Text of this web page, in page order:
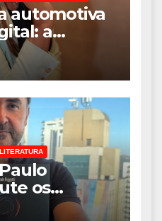
automotiva
a
da
Silva
LITERATURA
os